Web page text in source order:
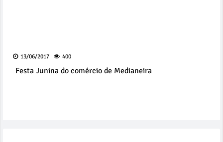
13/06/2017 400
Festa Junina do comércio de Medianeira